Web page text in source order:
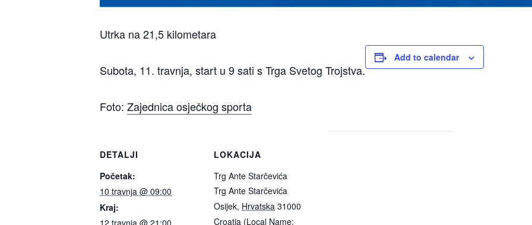
Utrka na 21,5 kilometara
Subota, 11. travnja, start u 9 sati s Trga Svetog Trojstva.
Foto: Zajednica osječkog sporta
Add to calendar
DETALJI
Početak:
10 travnja @ 09:00
Kraj:
12 travnja @ 21:00
LOKACIJA
Trg Ante Starčevića
Trg Ante Starčevića
Osijek, Hrvatska 31000
Croatia (Local Name: